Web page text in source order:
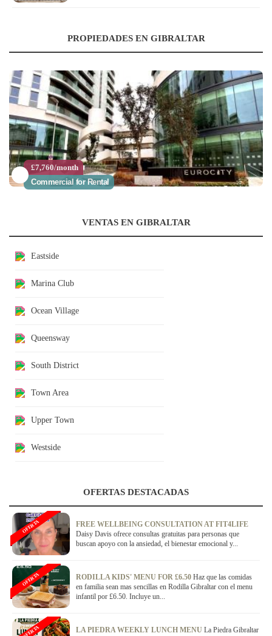
PROPIEDADES EN GIBRALTAR
£7,760/month
Commercial for Rental
VENTAS EN GIBRALTAR
Eastside
Marina Club
Ocean Village
Queensway
South District
Town Area
Upper Town
Westside
OFERTAS DESTACADAS
FREE WELLBEING CONSULTATION AT FIT4LIFE
Daisy Davis ofrece consultas gratuitas para personas que
buscan apoyo con la ansiedad, el bienestar emocional y...
OFERTA
RODILLA KIDS' MENU FOR £6.50 Haz que las comidas
en familia sean mas sencillas en Rodilla Gibraltar con el menu
infantil por £6.50. Incluye un...
OFERTA
LA PIEDRA WEEKLY LUNCH MENU La Piedra Gibraltar
OFERTA